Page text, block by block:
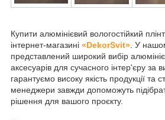
Купити алюмінієвий вологостійкий
інтернет-магазині «DekorSvit» . У
представлений широкий вибір
аксесуарів для сучасного інтер'єру за
гарантуємо високу якість продукції та
менеджери завжди допоможуть
рішення для вашого проєкту.